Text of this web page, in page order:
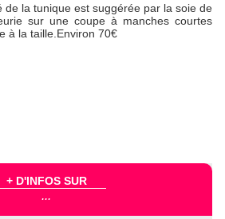
de la tunique est suggérée par la soie de
sur une coupe à manches courtes
à la taille.Environ 70€
+ D'INFOS SUR
...